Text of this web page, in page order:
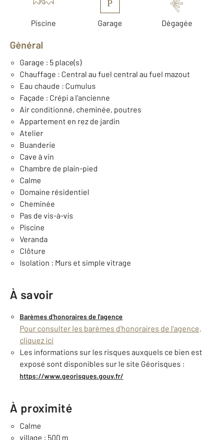
Piscine
P
Garage Dégagée
Général
Garage : 5 place(s)
Chauffage : Central au fuel central au fuel mazout
Eau chaude : Cumulus
Façade : Crépi a l'ancienne
Air conditionné, cheminée, poutres
Appartement en rez de jardin
Atelier
Buanderie
Cave à vin
Chambre de plain-pied
Calme
Domaine résidentiel
Cheminée
Pas de vis-à-vis
Piscine
Veranda
Clôture
Isolation : Murs et simple vitrage
À savoir
Barèmes d'honoraires de l'agence
Pour consulter les barèmes d'honoraires de l'agence,
cliquez ici
Les informations sur les risques auxquels ce bien est
exposé sont disponibles sur le site Géorisques :
https://www.georisques.gouv.fr/
À proximité
Calme
village : 500 m